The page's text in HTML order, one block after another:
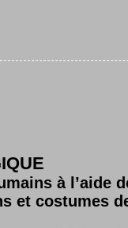
à l’aide
et costumes